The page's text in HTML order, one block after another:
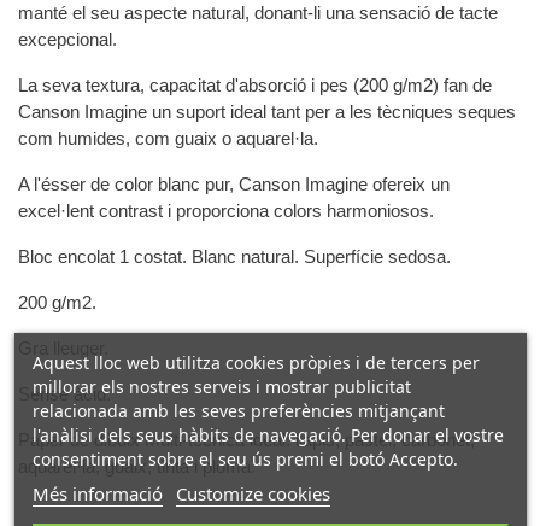
manté el seu aspecte natural, donant-li una sensació de tacte
excepcional.
La seva textura, capacitat d'absorció i pes (200 g/m2) fan de
Canson Imagine un suport ideal tant per a les tècniques seques
com humides, com guaix o aquarel·la.
A l'ésser de color blanc pur, Canson Imagine ofereix un
excel·lent contrast i proporciona colors harmoniosos.
Bloc encolat 1 costat. Blanc natural. Superfície sedosa.
200 g/m2.
Sense àcid.
Paper de dibuix Multi-tècnica ideal: llapis, pastel, carbonet,
aquarel·la, guaix, tinta i ploma.
Aquest lloc web utilitza cookies pròpies i de tercers per
millorar els nostres serveis i mostrar publicitat
relacionada amb les seves preferències mitjançant
l'anàlisi dels seus hàbits de navegació. Per donar el vostre
consentiment sobre el seu ús premi el botó Accepto.
Més informació Customize cookies